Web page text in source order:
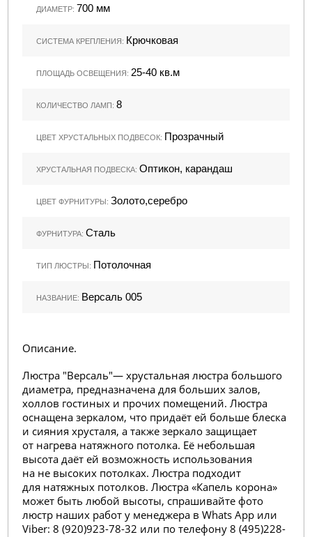
ДИАМЕТР: 700 мм
СИСТЕМА КРЕПЛЕНИЯ: Крючковая
ПЛОЩАДЬ ОСВЕЩЕНИЯ: 25-40 кв.м
КОЛИЧЕСТВО ЛАМП:8
ЦВЕТ ХРУСТАЛЬНЫХ ПОДВЕСОК: Прозрачный
ХРУСТАЛЬНАЯ ПОДВЕСКА:Оптикон, карандаш
ЦВЕТ ФУРНИТУРЫ:Золото,серебро
ФУРНИТУРА:Сталь
ТИП ЛЮСТРЫ: Потолочная
НАЗВАНИЕ: Версаль 005
Описание.
Люстра "Версаль"— хрустальная люстра большого
диаметра, предназначена для больших залов,
холлов гостиных и прочих помещений. Люстра
оснащена зеркалом, что придаёт ей больше блеска
и сияния хрусталя, а также зеркало защищает
от нагрева натяжного потолка. Её небольшая
высота даёт ей возможность использования
на не высоких потолках. Люстра подходит
для натяжных потолков. Люстра «Капель корона»
может быть любой высоты, спрашивайте фото
люстр наших работ у менеджера в Whats App или
Viber: 8 (920)923-78-32 или по телефону 8 (495)228-